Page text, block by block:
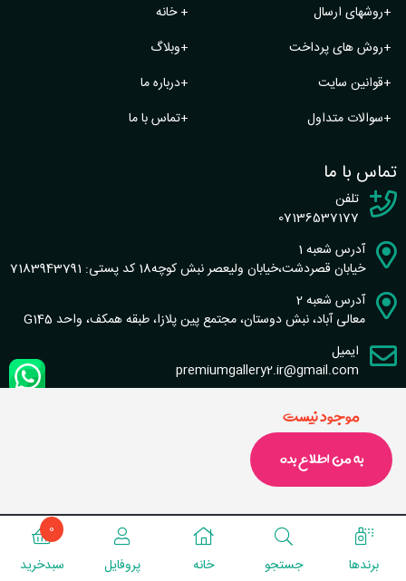
برندها‌‌ جستجو‌ خانه‌‌ پروفایل‌
0
سبد‌خرید‌
موجود نیست
به من اطلاع بده
+روشهای ارسال
+روش های پرداخت
+قوانین سایت
+سوالات متداول
+خانه
+وبلاگ
+درباره ما
+تماس با ما
تماس با ما
تلفن
07136537177
آدرس شعبه 1
خیابان قصردشت،خیابان ولیعصر نبش کوچه18 کد پستی: 7183943791
آدرس شعبه 2
معالی آباد، نبش دوستان، مجتمع پین پلازا، طبقه همکف، واحد G145
ایمیل
premiumgallery2.ir@gmail.com
طراحی سایت و سئو : گروه نرم افزاری شاخص